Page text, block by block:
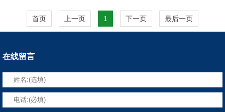
首页 上一页 1 下一页 最后一页
在线留言